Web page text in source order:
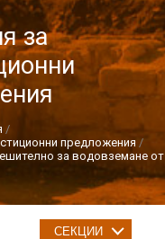
за
предложения
за водовземане от
СЕКЦИИ